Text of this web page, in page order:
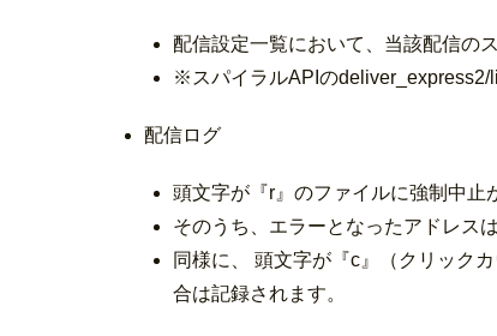
配信設定一覧において、当該配信の
※スパイラルAPIのdeliver_express2/
配信ログ
頭文字が『r』のファイルに強制中止
そのうち、エラーとなったアドレス
同様に、 頭文字が『c』（クリック
合は記録されます。